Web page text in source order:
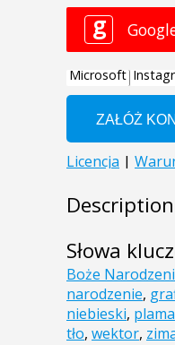
Description
Słowa
Boże
narodzenie,
niebieski, plama
tło, wektor,